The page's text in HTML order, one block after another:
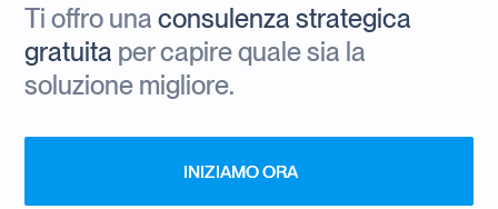
Ti offro unaconsulenza strategica
gratuita per capire quale sia la
soluzione migliore.
INIZIAMO ORA
INIZIAMO ORA